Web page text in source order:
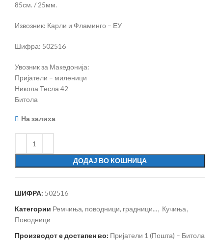
85см. / 25мм.
Извозник: Карли и Фламинго – ЕУ
Шифра: 502516
Увозник за Македонија:
Пријатели – миленици
Никола Тесла 42
Битола
На залиха
ДОДАЈ ВО КОШНИЦА
ШИФРА: 502516
Категории Ремчиња, поводници, градници..., Кучиња,
Поводници
Производот е достапен во: Пријатели 1 (Пошта) – Битола